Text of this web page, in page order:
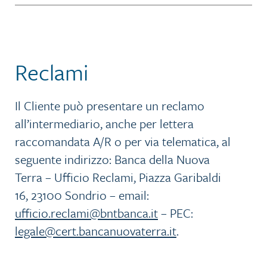
Reclami
Il Cliente può presentare un reclamo
all’intermediario, anche per lettera
raccomandata A/R o per via telematica, al
seguente indirizzo: Banca della Nuova
Terra – Ufficio Reclami, Piazza Garibaldi
16, 23100 Sondrio – email:
ufficio.reclami@bntbanca.it– PEC:
legale@cert.bancanuovaterra.it.